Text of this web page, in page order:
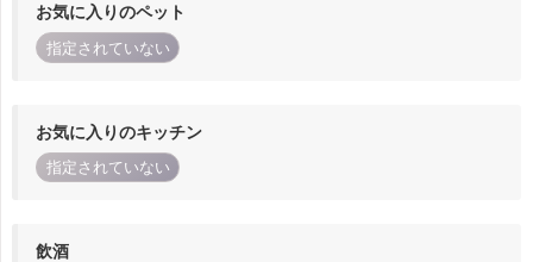
お気に入りのペット
指定されていない
お気に入りのキッチン
指定されていない
飲酒